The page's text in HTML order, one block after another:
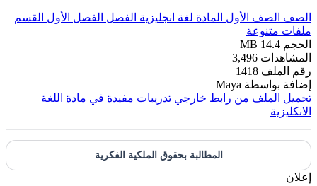
الصف الأول المادة لغة انجليزية الفصل الفصل الأول القسم
متنوعة
14.4 MB
3,496
الملف 1418
بواسطة Maya
الملف من رابط خارجي تدريبات مفيدة في مادة اللغة
المطالبة بحقوق الملكية الفكرية